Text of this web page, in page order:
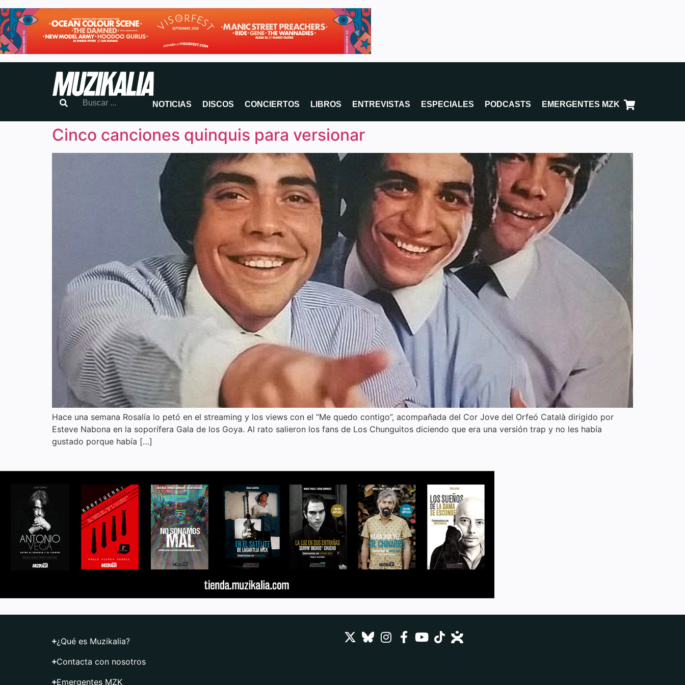
NOTICIAS DISCOS CONCIERTOS LIBROS ENTREVISTAS ESPECIALES PODCASTS EMERGENTES MZK
Cinco canciones quinquis para versionar
Hace una semana Rosalía lo petó en el streaming y los views con el “Me quedo contigo”, acompañada del Cor Jove del Orfeó Català dirigido por
Esteve Nabona en la soporífera Gala de los Goya. Al rato salieron los fans de Los Chunguitos diciendo que era una versión trap y no les había
gustado porque había […]
¿Qué es Muzikalia?
Contacta con nosotros
Emergentes MZK